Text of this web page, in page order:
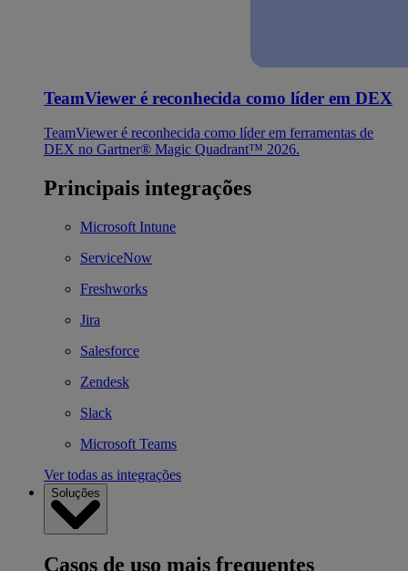
TeamViewer é reconhecida como líder em DEX
TeamViewer é reconhecida como líder em ferramentas de
DEX no Gartner® Magic Quadrant™ 2026.
Principais integrações
Microsoft Intune
ServiceNow
Freshworks
Jira
Salesforce
Zendesk
Slack
Microsoft Teams
Ver todas as integrações
Soluções
Casos de uso mais frequentes